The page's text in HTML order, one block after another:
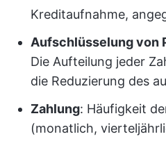
Kreditaufnahme,
Aufschlüsselung von
Die Aufteilung jeder
die Reduzierung des
Zahlung: Häufigkeit
(monatlich,